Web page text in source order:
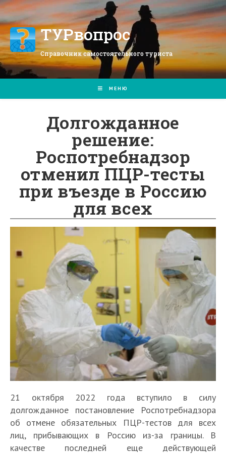
Перейти
к
содержимомуТУРвопрос
Справочник самостоятельного туриста
МЕНЮ
Долгожданное
решение:
Роспотребнадзор
отменил ПЦР-тесты
при въезде в Россию
для всех
21 октября 2022 года вступило в силу
долгожданное постановление Роспотребнадзора
об отмене обязательных ПЦР-тестов для всех
лиц, прибывающих в Россию из-за границы. В
качестве последней еще действующей